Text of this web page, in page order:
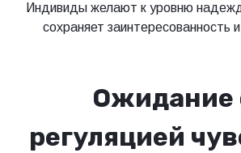
Индивиды желают к уровню
сохраняет заинтересованность
Ожидание
регуляцией